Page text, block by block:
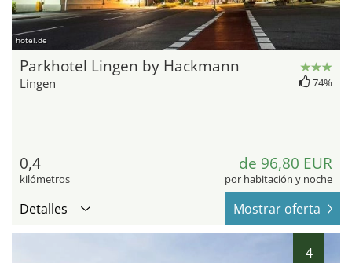
hotel.de
Parkhotel Lingen by Hackmann
Lingen 74%
0,4
kilómetros
de 96,80 EUR
por habitación y noche
Detalles Mostrar oferta
4